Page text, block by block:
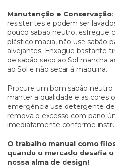
Manutenção e Conservação
resistentes e podem ser
pouco sabão neutro, esfregue
plástico macia, não use sabão
alvejantes. Enxague bastante
de sabão seco ao Sol mancha
ao Sol e não secar á maquina.
Procure um bom sabão neutro
manter a qualidade e as cores
emergência use detergente de
remova o excesso com pano
imediatamente conforme
O trabalho manual como
quando o mercado desafia
nossa alma de design!